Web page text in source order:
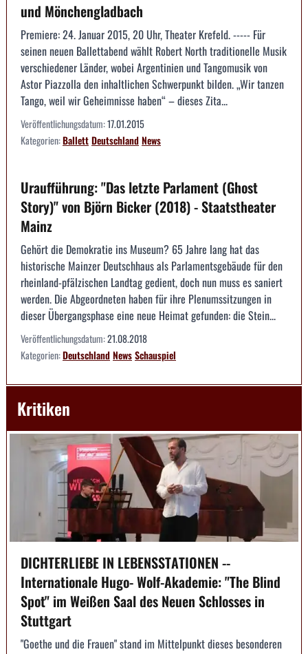
und Mönchengladbach
Premiere: 24. Januar 2015, 20 Uhr, Theater Krefeld. ----- Für
seinen neuen Ballettabend wählt Robert North traditionelle Musik
verschiedener Länder, wobei Argentinien und Tangomusik von
Astor Piazzolla den inhaltlichen Schwerpunkt bilden. „Wir tanzen
Tango, weil wir Geheimnisse haben“ – dieses Zita...
Veröffentlichungsdatum:17.01.2015
Kategorien:BallettDeutschlandNews
Uraufführung: "Das letzte Parlament (Ghost
Story)" von Björn Bicker (2018) - Staatstheater
Mainz
Gehört die Demokratie ins Museum? 65 Jahre lang hat das
historische Mainzer Deutschhaus als Parlamentsgebäude für den
rheinland-pfälzischen Landtag gedient, doch nun muss es saniert
werden. Die Abgeordneten haben für ihre Plenumssitzungen in
dieser Übergangsphase eine neue Heimat gefunden: die Stein...
Veröffentlichungsdatum:21.08.2018
Kategorien:DeutschlandNewsSchauspiel
Kritiken
DICHTERLIEBE IN LEBENSSTATIONEN --
Internationale Hugo- Wolf-Akademie: "The Blind
Spot" im Weißen Saal des Neuen Schlosses in
Stuttgart
"Goethe und die Frauen" stand im Mittelpunkt dieses besonderen